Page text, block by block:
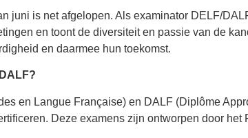
juni is net afgelopen. Als examinator DELF/
en toont de diversiteit en passie van de
en daarmee hun toekomst.
en Langue Française) en DALF (Diplôme
Deze examens zijn ontworpen door